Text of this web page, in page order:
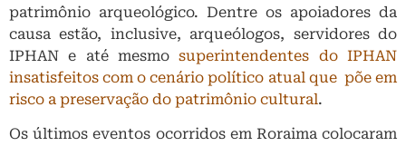
patrimônio arqueológico. Dentre os apoiadores da
causa estão, inclusive, arqueólogos, servidores do
IPHAN e até mesmosuperintendentes do IPHAN
insatisfeitos com o cenário político atual que põe em
risco a preservação do patrimônio cultural.
Os últimos eventos ocorridos em Roraima colocaram